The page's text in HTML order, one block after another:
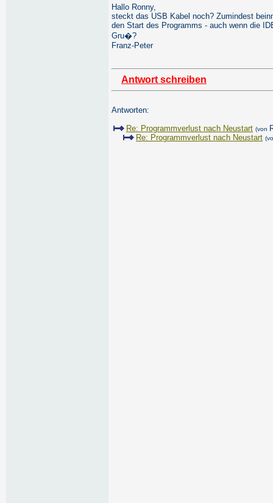
Hallo Ronny,
steckt das USB Kabel noch? Zumindest
den Start des Programms - auch wenn die
Gru�?
Franz-Peter
Antwort schreiben
Antworten:
Re: Programmverlust nach Neustart (von
Re: Programmverlust nach Neustart